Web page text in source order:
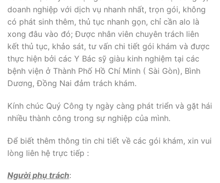
doanh nghiệp với dịch vụ nhanh nhất, trọn gói, không
có phát sinh thêm, thủ tục nhanh gọn, chỉ cần alo là
xong đâu vào đó; Được nhân viên chuyên trách liên
kết thủ tục, khảo sát, tư vấn chi tiết gói khám và được
thực hiện bởi các Y Bác sỹ giàu kinh nghiệm tại các
bệnh viện ở Thành Phố Hồ Chí Minh ( Sài Gòn), Bình
Dương, Đồng Nai đảm trách khám.
Kính chúc Quý Công ty ngày càng phát triển và gặt hái
nhiều thành công trong sự nghiệp của mình.
Để biết thêm thông tin chi tiết về các gói khám, xin vui
lòng liên hệ trực tiếp :
Người phụ trách: